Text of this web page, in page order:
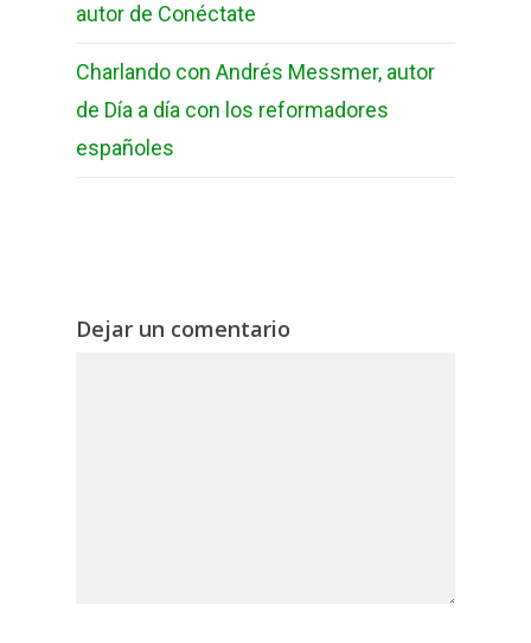
autor de Conéctate
Charlando con Andrés Messmer, autor
de Día a día con los reformadores
españoles
Dejar un comentario